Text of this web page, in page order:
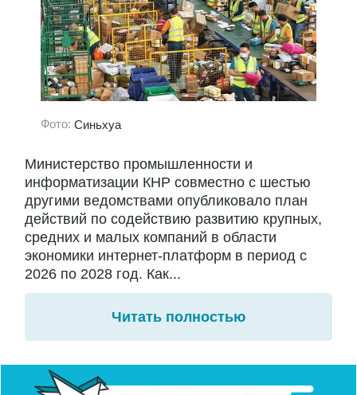
Фото: Синьхуа
Министерство промышленности и
информатизации КНР совместно с шестью
другими ведомствами опубликовало план
действий по содействию развитию крупных,
средних и малых компаний в области
экономики интернет-платформ в период с
2026 по 2028 год. Как...
Читать полностью